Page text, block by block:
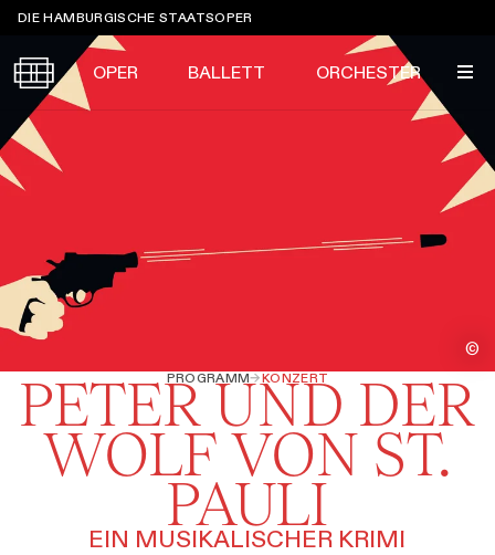
DIE HAMBURGISCHE STAATSOPER
OPER BALLETT ORCHESTER
KALENDER
PROGRAMM
Spielzeit 2026/2027 Premieren
Repertoire Konzerte Festivals
CLICK in
ÜBER UNS
Oper Ballett Orchester
Die Hamburgische Staatsoper
SERVICE
Tickets & Preise Ihr Besuch Abos
Führungen Jobs Kontakt
DANKE MEIN KONTO
©
PROGRAMM→KONZERT
PETER UND DER
WOLF VON ST.
PAULI
EIN MUSIKALISCHER KRIMI